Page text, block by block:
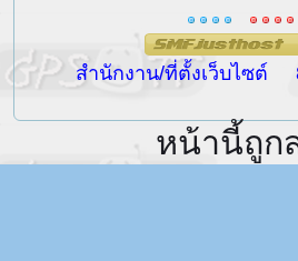
สำนักงาน/ที่ตั้งเว็บไซต์
หน้านี้ถูก